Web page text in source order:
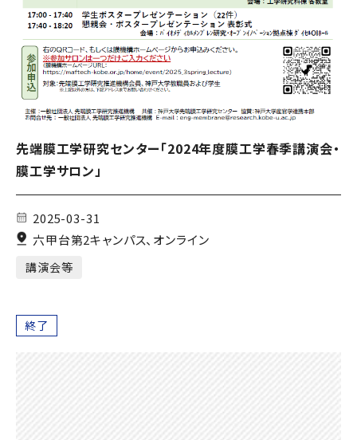
先端膜工学研究センター「2024年度膜工学春季講演会・
膜工学サロン」
2025-03-31
六甲台第2キャンパス、オンライン
講演会等
終了